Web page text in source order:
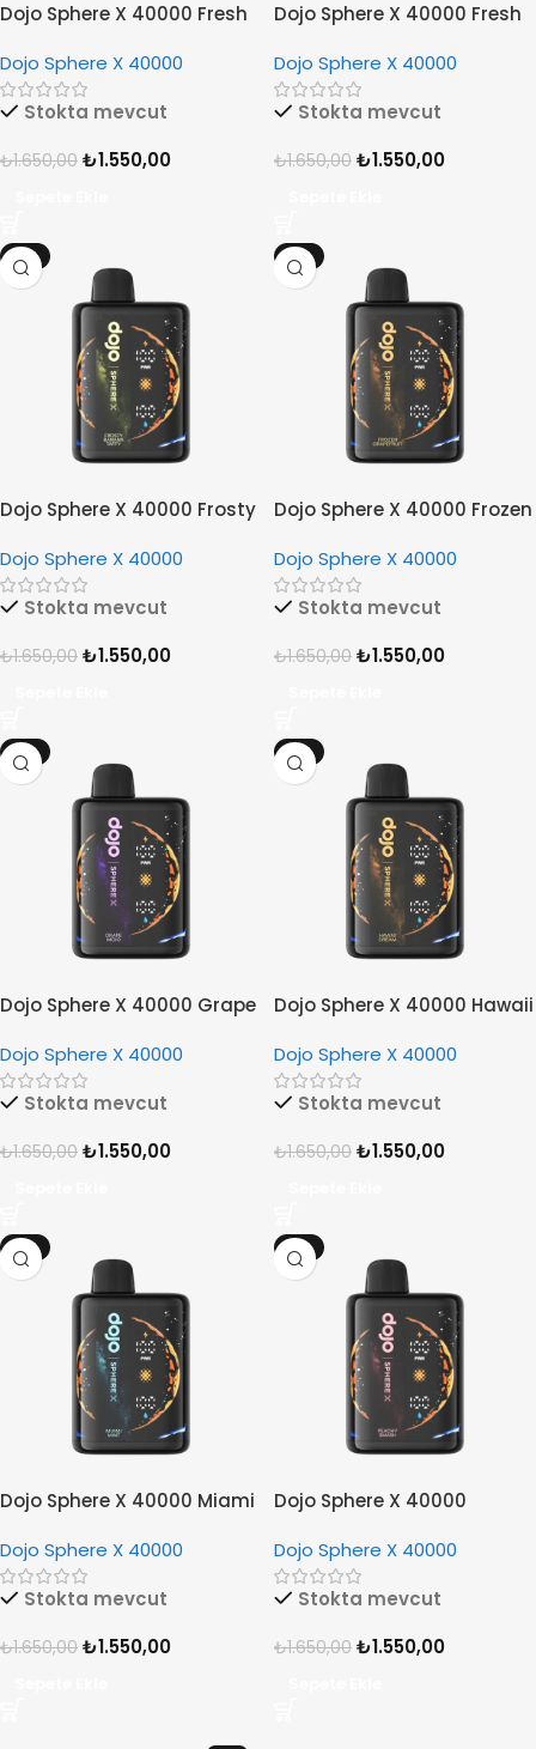
Dojo Sphere X 40000 Fresh
Dojo Sphere X 40000
Stokta mevcut
₺1.650,00 ₺1.550,00
Dojo Sphere X 40000 Fresh
Dojo Sphere X 40000
Stokta mevcut
₺1.650,00 ₺1.550,00
-6%
Dojo Sphere X 40000 Frosty
Dojo Sphere X 40000
Stokta mevcut
₺1.650,00 ₺1.550,00
-6%
Dojo Sphere X 40000 Frozen
Dojo Sphere X 40000
Stokta mevcut
₺1.650,00 ₺1.550,00
-6%
Dojo Sphere X 40000 Grape
Dojo Sphere X 40000
Stokta mevcut
₺1.650,00 ₺1.550,00
-6%
Dojo Sphere X 40000 Hawaii
Dojo Sphere X 40000
Stokta mevcut
₺1.650,00 ₺1.550,00
-6%
Dojo Sphere X 40000 Miami
Dojo Sphere X 40000
Stokta mevcut
₺1.650,00 ₺1.550,00
-6%
Dojo Sphere X 40000
Dojo Sphere X 40000
Stokta mevcut
₺1.650,00 ₺1.550,00